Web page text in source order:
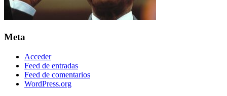
Meta
Acceder
Feed de entradas
Feed de comentarios
WordPress.org